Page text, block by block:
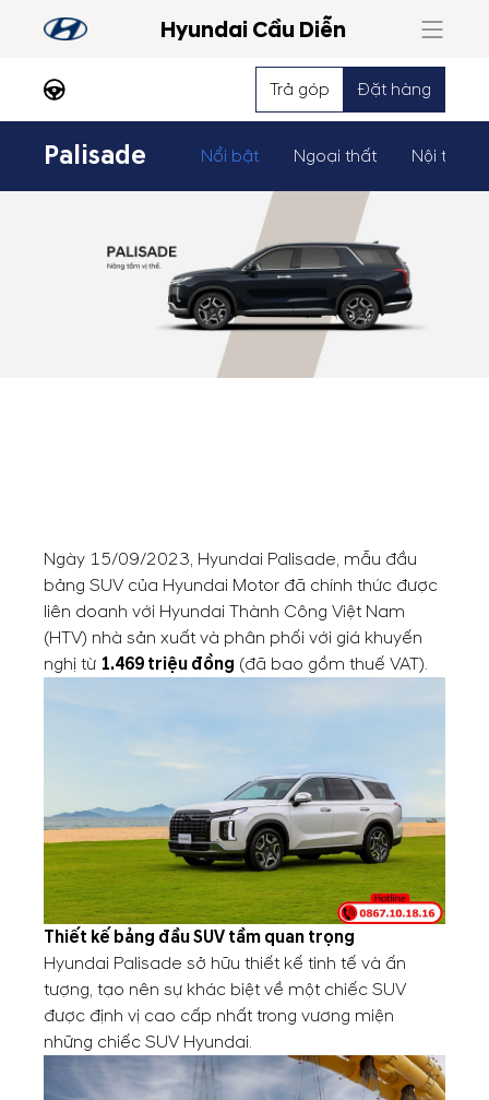
Hyundai Cầu Diễn
Trả góp Đặt hàng
Palisade Nổi bật Ngoại thất Nội thất
Ngày 15/09/2023, Hyundai Palisade, mẫu đầu
bảng SUV của Hyundai Motor đã chính thức được
liên doanh với Hyundai Thành Công Việt Nam
(HTV) nhà sản xuất và phân phối với giá khuyến
nghị từ 1.469 triệu đồng (đã bao gồm thuế VAT).
Thiết kế bảng đầu SUV tầm quan trọng
Hyundai Palisade sở hữu thiết kế tinh tế và ấn
tượng, tạo nên sự khác biệt về một chiếc SUV
được định vị cao cấp nhất trong vương miện
những chiếc SUV Hyundai.